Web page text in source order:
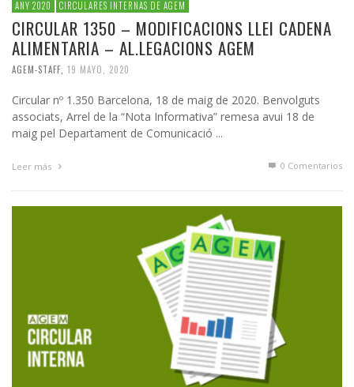
ANY 2020 CIRCULARES INTERNAS DE AGEM
CIRCULAR 1350 – MODIFICACIONS LLEI CADENA
ALIMENTARIA – AL.LEGACIONS AGEM
AGEM-STAFF 19 MAYO, 2020
Circular nº 1.350 Barcelona, 18 de maig de 2020. Benvolguts
associats, Arrel de la “Nota Informativa” remesa avui 18 de
maig pel Departament de Comunicació ...
Leer más 0 Comentarios